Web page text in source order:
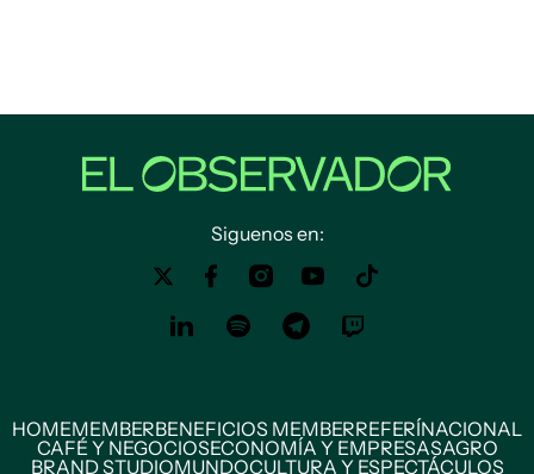
Siguenos en:
HOMEMEMBERBENEFICIOS MEMBERREFERÍNACIONAL
CAFÉ Y NEGOCIOSECONOMÍA Y EMPRESASAGRO
BRAND STUDIOMUNDOCULTURA Y ESPECTÁCULOS